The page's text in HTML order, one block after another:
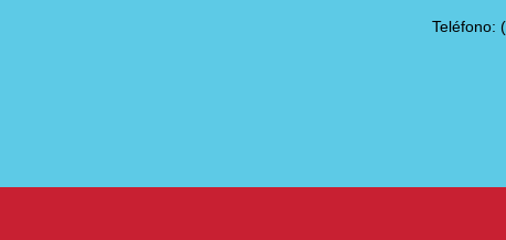
Teléfono: